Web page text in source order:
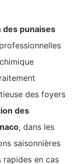
punaises
des foyers
des
, dans les
saisonnières
rapides en cas